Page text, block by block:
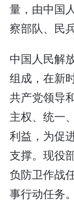
量，由中国
察部队、民
中国人民解
组成，在新
共产党领导
主权、统一
利益，为促
支撑。现役
负防卫作战
事行动任务